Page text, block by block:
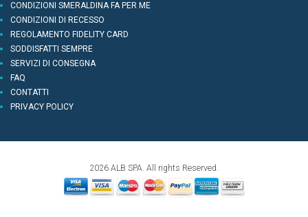
CONDIZIONI SMERALDINA FA PER ME
CONDIZIONI DI RECESSO
REGOLAMENTO FIDELITY CARD
SODDISFATTI SEMPRE
SERVIZI DI CONSEGNA
FAQ
CONTATTI
PRIVACY POLICY
2026 ALB SPA. All rights Reserved.